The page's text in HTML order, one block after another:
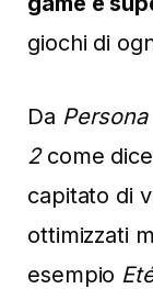
giochi di
Da
2come
capitato di
ottimizzati
esempio